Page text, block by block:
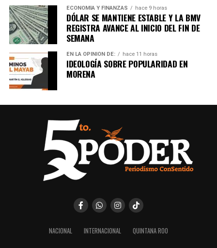
ECONOMÍA Y FINANZAS hace 9 horas
DÓLAR SE MANTIENE ESTABLE Y LA BMV
REGISTRA AVANCE AL INICIO DEL FIN DE
SEMANA
EN LA OPINIÓN DE: hace 11 horas
IDEOLOGÍA SOBRE POPULARIDAD EN
MORENA
NACIONAL INTERNACIONAL QUINTANA ROO